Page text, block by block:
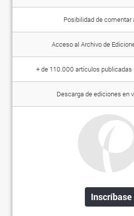
Posibilidad de comentar
Acceso al Archivo de
+ de 110.000 artículos publicadas
Descarga de ediciones en
Inscríbase